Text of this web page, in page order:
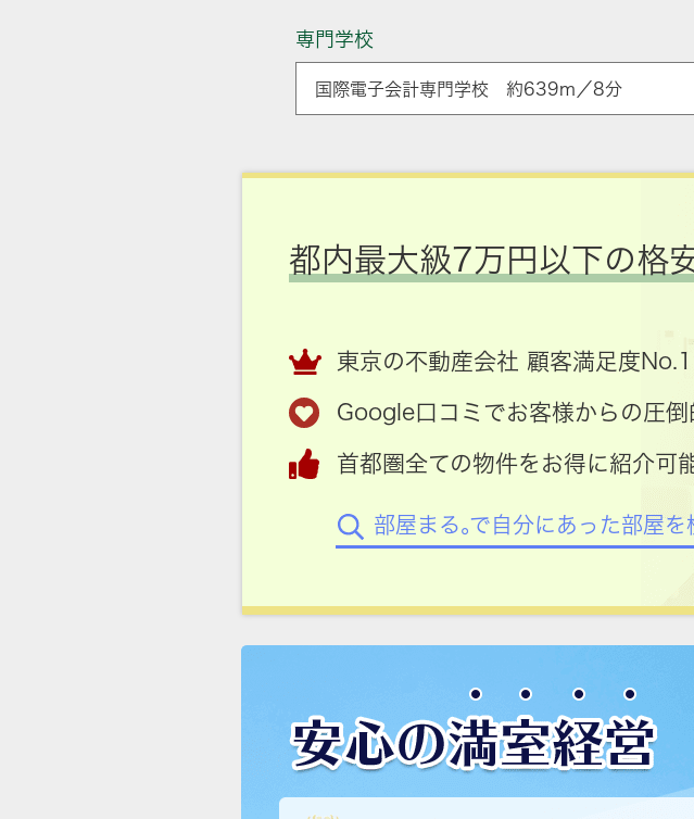
専門学校
国際電子会計専門学校 約639m／8分
都内最大級7万円以下の格
東京の不動産会社 顧客満足度No.1
Google口コミでお客様からの圧倒
首都圏全ての物件をお得に紹介可
部屋まる。で自分にあった部屋を